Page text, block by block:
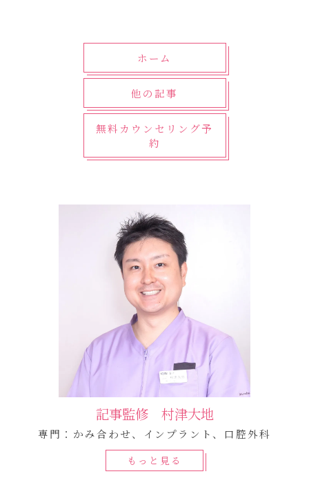
ホーム
他の記事
無料カウンセリング予
約
記事監修 村津大地
専門：かみ合わせ、インプラント、口腔外科
もっと見る